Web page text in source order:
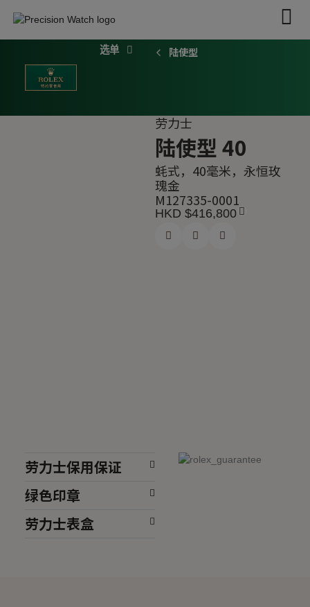
内
陆使型
劳力士
陆使型 40
蚝式，40毫米，永恒玫
瑰金
M127335-0001
HKD $416,800
劳力士保用保证
绿色印章
劳力士表盒